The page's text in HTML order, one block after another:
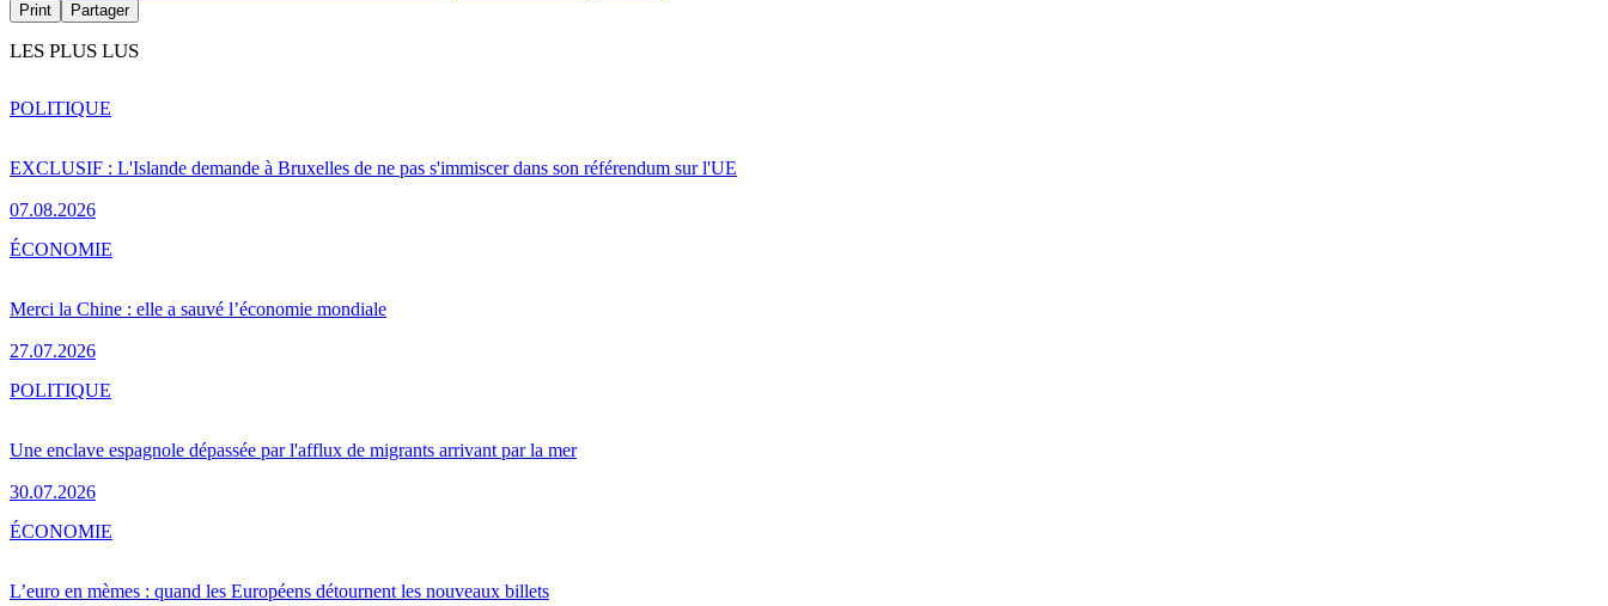
Print Partager
LES PLUS LUS
EXCLUSIF : L'Islande demande à Bruxelles de ne pas s'immiscer dans son référendum sur l'UE
07.08.2026
POLITIQUE
Merci la Chine : elle a sauvé l’économie mondiale
27.07.2026
ÉCONOMIE
Une enclave espagnole dépassée par l'afflux de migrants arrivant par la mer
30.07.2026
POLITIQUE
L’euro en mèmes : quand les Européens détournent les nouveaux billets
ÉCONOMIE